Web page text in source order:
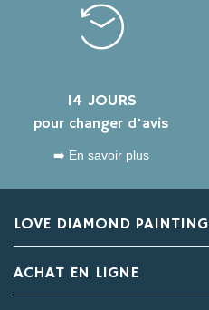
14 JOURS
pour changer d'avis
➡️ En savoir plus
LOVE DIAMOND PAINTING
ACHAT EN LIGNE